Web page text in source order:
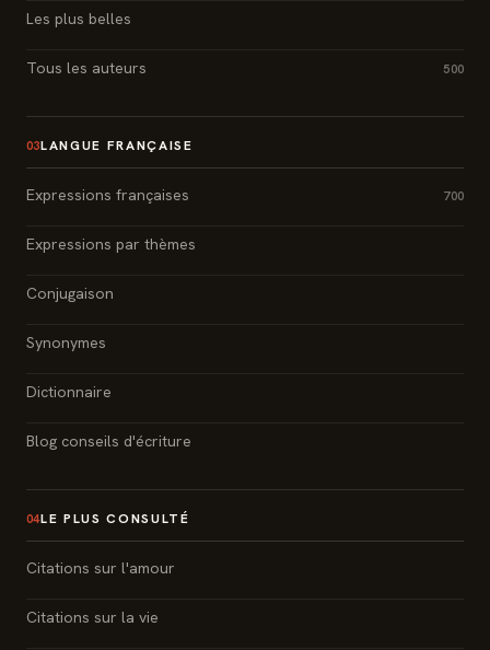
Les plus belles
Tous les auteurs 500
03LANGUE FRANÇAISE
Expressions françaises 700
Expressions par thèmes
Conjugaison
Synonymes
Dictionnaire
Blog conseils d'écriture
04LE PLUS CONSULTÉ
Citations sur l'amour
Citations sur la vie